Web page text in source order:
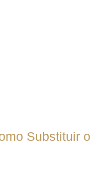
Substituir o